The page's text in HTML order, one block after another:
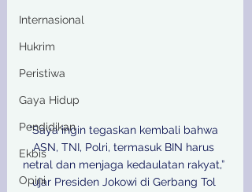
Internasional
Hukrim
Peristiwa
Gaya Hidup
Pendidikan
Ekbis
Opini
“Saya ingin tegaskan kembali bahwa
ASN, TNI, Polri, termasuk BIN harus
netral dan menjaga kedaulatan rakyat,”
ujar Presiden Jokowi di Gerbang Tol